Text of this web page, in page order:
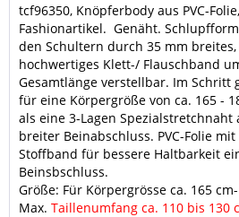
tcf96350, Knöpferbody aus PVC-Folie,
Fashionartikel. Genäht.
den Schultern durch 35 mm
hochwertiges Klett-/ Flauschband
Gesamtlänge verstellbar. Im Schritt
für eine Körpergröße von ca. 165 -
als eine 3-Lagen
breiter Beinabschluss. PVC-Folie
Stoffband für bessere Haltbarkeit
Beinsbschluss.
Größe: Für Körpergrösse ca. 165
Max. Taillenumfang ca. 110 bis 130